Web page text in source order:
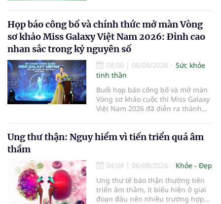
Họp báo công bố và chính thức mở màn Vòng
sơ khảo Miss Galaxy Việt Nam 2026: Đỉnh cao
nhan sắc trong kỷ nguyên số
08:00 | 06/08/2026
Sức khỏe
tinh thần
Buổi họp báo công bố và mở màn
Vòng sơ khảo cuộc thi Miss Galaxy
Việt Nam 2026 đã diễn ra thành
sắc quy mô, khác biệt và tiên
lĩnh, Văn hóa và Công nghệ số
Ung thư thận: Nguy hiểm vì tiến triển quá âm
thầm
04:04 | 06/08/2026
Khỏe - Đẹp
Ung thư tế bào thận thường tiến
triển âm thầm, ít biểu hiện ở giai
đoạn đầu nên nhiều trường hợp